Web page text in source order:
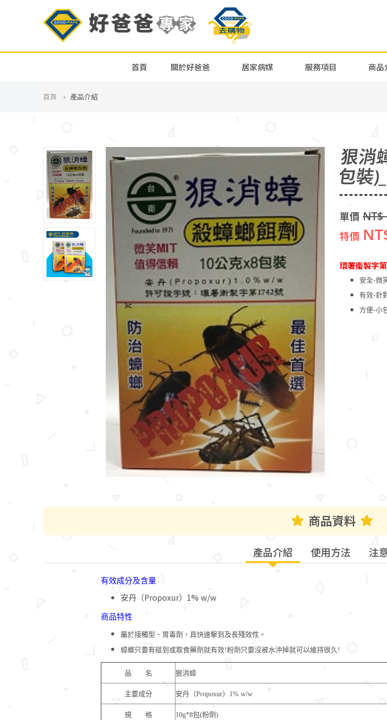
首頁 關於好爸爸 居家病媒 服務項目 商品
首頁 產品介紹
狠消
包裝
單價 NT$
特價
環署衛製字
安全-微
有效-針
方便-小
商品資料
產品介紹 使用方法 注
有效成分及含量
安丹（Propoxur）1% w/w
商品特性
屬於接觸型、胃毒劑，具快速擊到及長殘效性。
蟑螂只要有碰到或取食藥劑就有效!粉劑只要沒被水沖掉就可以維持很久!
品 名 狠消蟑
主要成分 安丹（Propoxur）1% w/w
規 格 10g*8包(粉劑)